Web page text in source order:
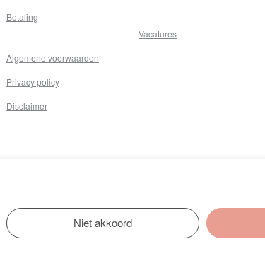
Betaling
Algemene voorwaarden
Privacy policy
Disclaimer
Vacatures